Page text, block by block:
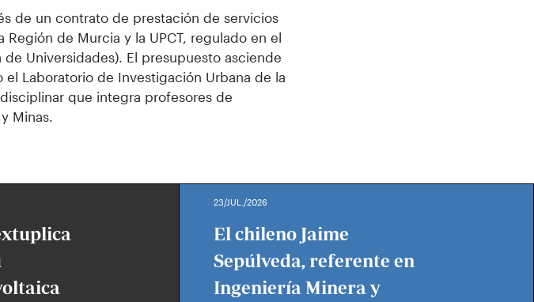
de un contrato de prestación de servicios
de Murcia y la UPCT, regulado en el
Universidades). El presupuesto asciende
el Laboratorio de Investigación Urbana de la
que integra profesores de
Minas.
23/JUL./2026
El chileno Jaime
Sepúlveda, referente en
Ingeniería Minera y